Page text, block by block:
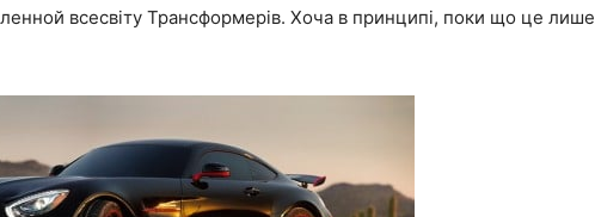
всесвіту Трансформерів. Хоча в принципі, поки що це лише